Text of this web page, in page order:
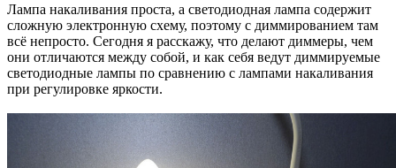
Лампа накаливания проста, а светодиодная лампа содержит
сложную электронную схему, поэтому с диммированием там
всё непросто. Сегодня я расскажу, что делают диммеры, чем
они отличаются между собой, и как себя ведут диммируемые
светодиодные лампы по сравнению с лампами накаливания
при регулировке яркости.